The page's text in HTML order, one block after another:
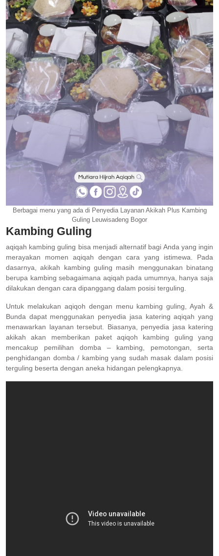
Berbagai menu yang ada di Penyedia Layanan Akikah Plus Kambing
Guling Leuwisadeng Bogor
Kambing Guling
aqiqah kambing guling bisa menjadi alternatif bagi Anda yang ingin
merayakan momen aqiqah dengan cara yang istimewa. Pada
dasarnya, akikah kambing guling masih menggunakan binatang
berupa kambing sebagaimana aqiqah pada umumnya, hanya saja
dilakukan dengan cara dipanggang dalam posisi terguling.
Untuk melakukan aqiqoh dengan menu kambing guling, Ayah &
Bunda dapat menggunakan penyedia jasa katering aqiqah yang
menawarkan layanan tersebut. Biasanya, penyedia jasa katering
akikah akan memberikan paket aqiqoh kambing guling yang
mencakup pemilihan domba – kambing, pemotongan, serta
penghidangan domba / kambing yang sudah masak dalam posisi
terguling beserta dengan aneka hidangan pelengkapnya.